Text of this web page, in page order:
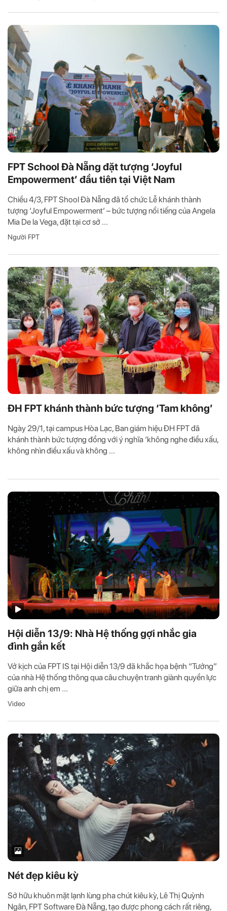
FPT School Đà Nẵng đặt tượng ‘Joyful
Empowerment’ đầu tiên tại Việt Nam
Chiều 4/3, FPT Shool Đà Nẵng đã tổ chức Lễ khánh thành
tượng ‘Joyful Empowerment’ – bức tượng nổi tiếng của Angela
Mia De la Vega, đặt tại cơ sở ...
Người FPT
ĐH FPT khánh thành bức tượng ‘Tam không’
Ngày 29/1, tại campus Hòa Lạc, Ban giám hiệu ĐH FPT đã
khánh thành bức tượng đồng với ý nghĩa ‘không nghe điều xấu,
không nhìn điều xấu và không ...
Hội diễn 13/9: Nhà Hệ thống gợi nhắc gia
đình gắn kết
Vở kịch của FPT IS tại Hội diễn 13/9 đã khắc họa bệnh “Tưởng”
của nhà Hệ thống thông qua câu chuyện tranh giành quyền lực
giữa anh chị em ...
Video
Nét đẹp kiêu kỳ
Sở hữu khuôn mặt lạnh lùng pha chút kiêu kỳ, Lê Thị Quỳnh
Ngân, FPT Software Đà Nẵng, tạo được phong cách rất riêng,